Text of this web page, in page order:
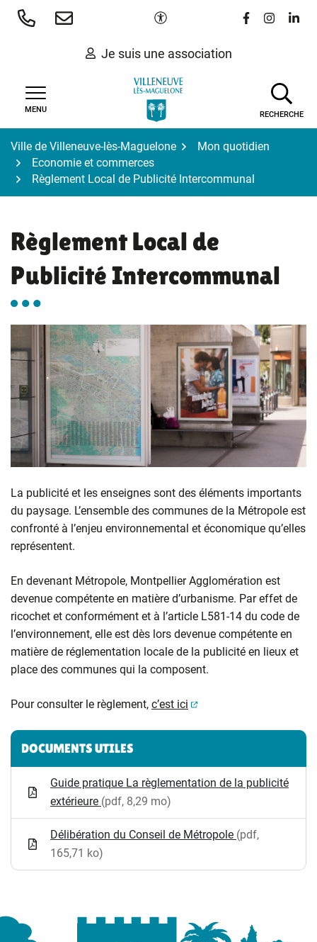
Aller
Paramètres d'accessibilité
Lien vers le
Lien vers
Lien
Je suis une association
MENU
RECHERCHE
Ville de Villeneuve-lès-Maguelone
Mon quotidien
Economie et commerces
Règlement Local de Publicité Intercommunal
Règlement Local de
Publicité Intercommunal
La publicité et les enseignes sont des éléments importants
du paysage. L’ensemble des communes de la Métropole est
confronté à l’enjeu environnemental et économique qu’elles
représentent.
En devenant Métropole, Montpellier Agglomération est
devenue compétente en matière d’urbanisme. Par effet de
ricochet et conformément et à l’article L581-14 du code de
l’environnement, elle est dès lors devenue compétente en
matière de réglementation locale de la publicité en lieux et
place des communes qui la composent.
Pour consulter le règlement, c’est ici (ouverture dans un
Informations complémentaires
DOCUMENTS UTILES
Guide pratique La règlementation de la publicité
extérieure (pdf, 8,29 mo)
Délibération du Conseil de Métropole (pdf,
165,71 ko)